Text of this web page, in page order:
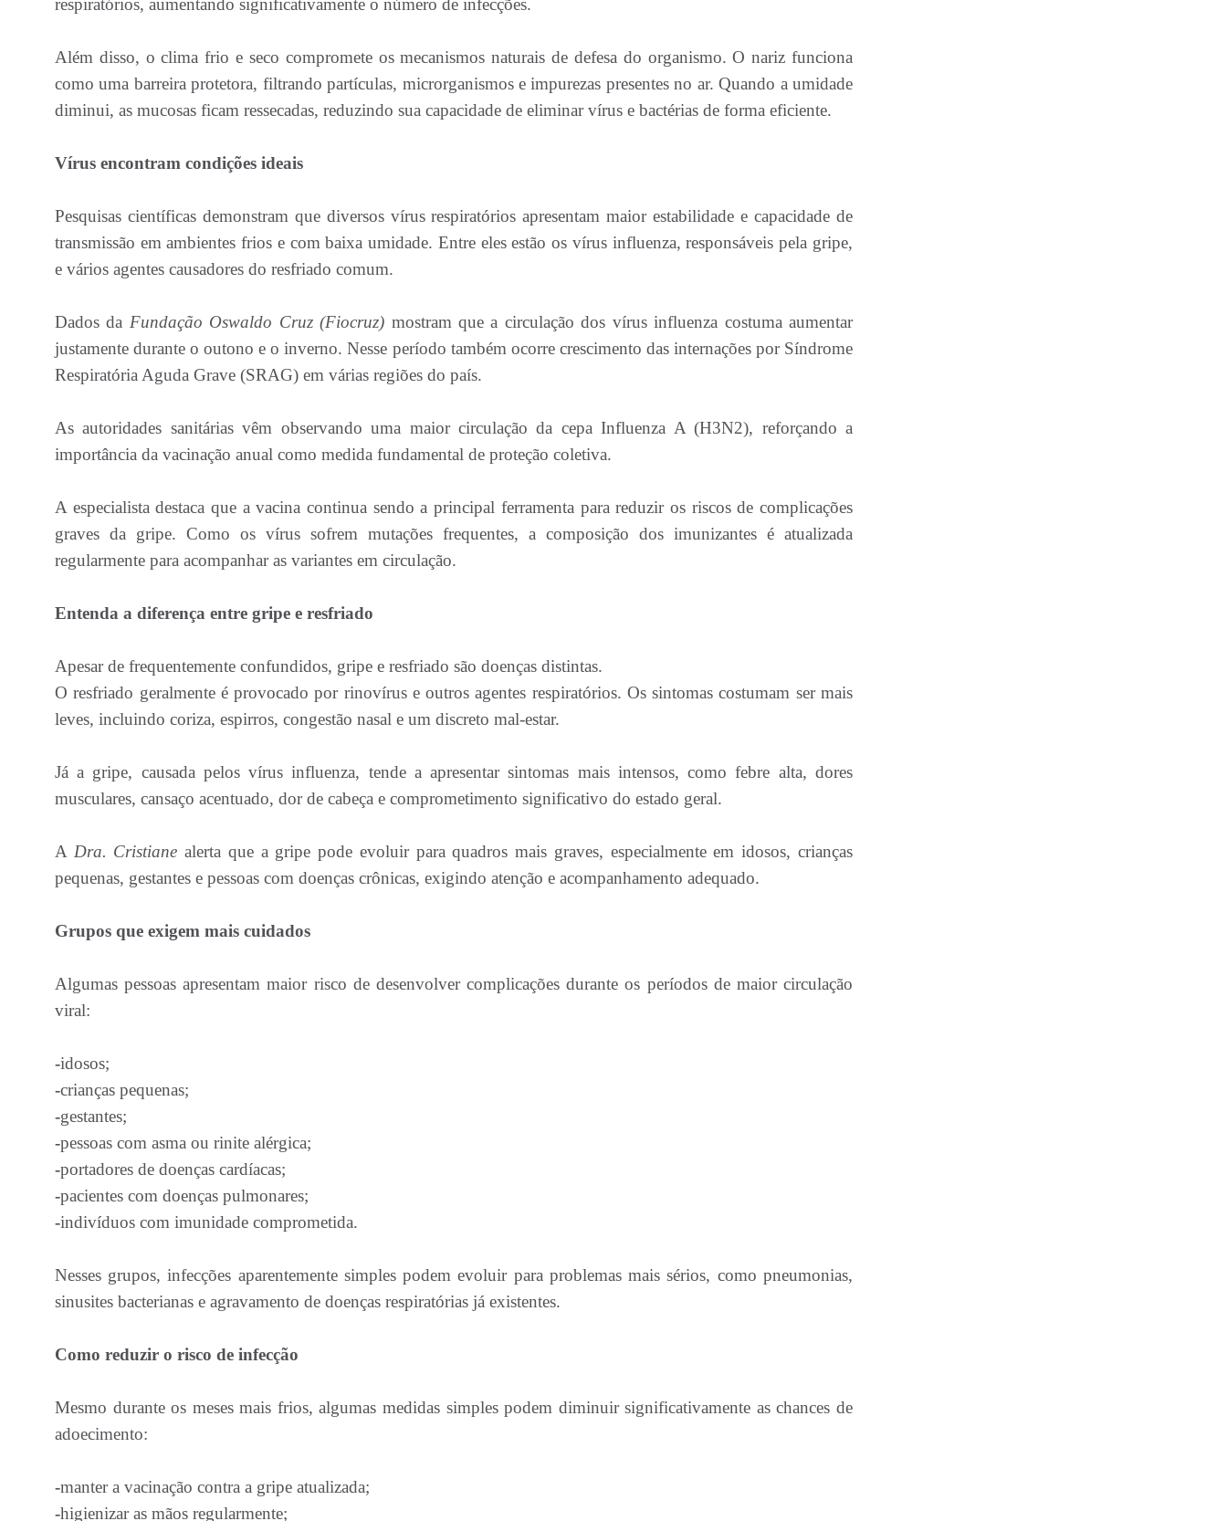
respiratórios, aumentando significativamente o número de infecções.
Além disso, o clima frio e seco compromete os mecanismos naturais de defesa do organismo. O nariz funciona
como uma barreira protetora, filtrando partículas, microrganismos e impurezas presentes no ar. Quando a umidade
diminui, as mucosas ficam ressecadas, reduzindo sua capacidade de eliminar vírus e bactérias de forma eficiente.
Vírus encontram condições ideais
Pesquisas científicas demonstram que diversos vírus respiratórios apresentam maior estabilidade e capacidade de
transmissão em ambientes frios e com baixa umidade. Entre eles estão os vírus influenza, responsáveis pela gripe,
e vários agentes causadores do resfriado comum.
Dados da Fundação Oswaldo Cruz (Fiocruz) mostram que a circulação dos vírus influenza costuma aumentar
justamente durante o outono e o inverno. Nesse período também ocorre crescimento das internações por Síndrome
Respiratória Aguda Grave (SRAG) em várias regiões do país.
As autoridades sanitárias vêm observando uma maior circulação da cepa Influenza A (H3N2), reforçando a
importância da vacinação anual como medida fundamental de proteção coletiva.
A especialista destaca que a vacina continua sendo a principal ferramenta para reduzir os riscos de complicações
graves da gripe. Como os vírus sofrem mutações frequentes, a composição dos imunizantes é atualizada
regularmente para acompanhar as variantes em circulação.
Entenda a diferença entre gripe e resfriado
Apesar de frequentemente confundidos, gripe e resfriado são doenças distintas.
O resfriado geralmente é provocado por rinovírus e outros agentes respiratórios. Os sintomas costumam ser mais
leves, incluindo coriza, espirros, congestão nasal e um discreto mal-estar.
Já a gripe, causada pelos vírus influenza, tende a apresentar sintomas mais intensos, como febre alta, dores
musculares, cansaço acentuado, dor de cabeça e comprometimento significativo do estado geral.
A Dra. Cristianealerta que a gripe pode evoluir para quadros mais graves, especialmente em idosos, crianças
pequenas, gestantes e pessoas com doenças crônicas, exigindo atenção e acompanhamento adequado.
Grupos que exigem mais cuidados
Algumas pessoas apresentam maior risco de desenvolver complicações durante os períodos de maior circulação
viral:
-idosos;
-crianças pequenas;
-gestantes;
-pessoas com asma ou rinite alérgica;
-portadores de doenças cardíacas;
-pacientes com doenças pulmonares;
-indivíduos com imunidade comprometida.
Nesses grupos, infecções aparentemente simples podem evoluir para problemas mais sérios, como pneumonias,
sinusites bacterianas e agravamento de doenças respiratórias já existentes.
Como reduzir o risco de infecção
Mesmo durante os meses mais frios, algumas medidas simples podem diminuir significativamente as chances de
adoecimento:
-manter a vacinação contra a gripe atualizada;
-higienizar as mãos regularmente;